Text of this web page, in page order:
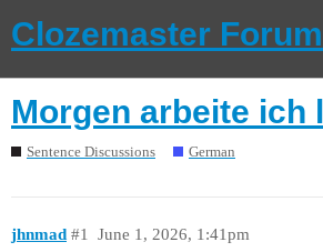
Clozemaster Forum
Morgen arbeite ich
Sentence Discussions German
jhnmad June 1, 2026, 1:41pm
#1